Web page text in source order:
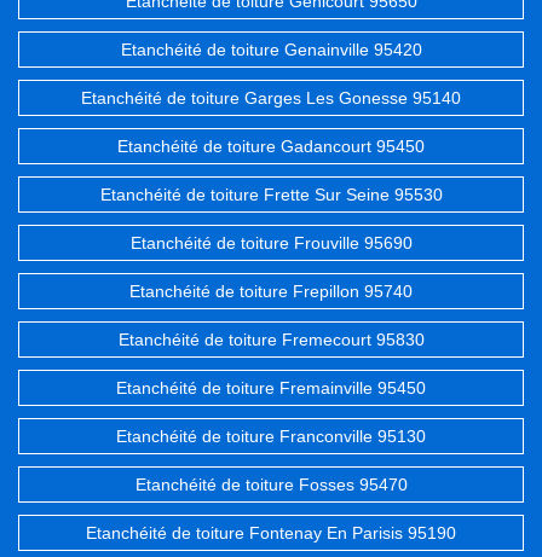
Etanchéité de toiture Genainville 95420
Etanchéité de toiture Garges Les Gonesse 95140
Etanchéité de toiture Gadancourt 95450
Etanchéité de toiture Frette Sur Seine 95530
Etanchéité de toiture Frouville 95690
Etanchéité de toiture Frepillon 95740
Etanchéité de toiture Fremecourt 95830
Etanchéité de toiture Fremainville 95450
Etanchéité de toiture Franconville 95130
Etanchéité de toiture Fosses 95470
Etanchéité de toiture Fontenay En Parisis 95190